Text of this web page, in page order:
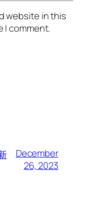
website in this
I comment.
December
26, 2023